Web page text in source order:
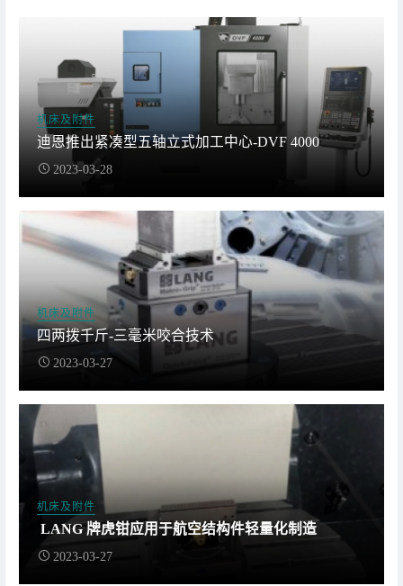
机床及附件
迪恩推出紧凑型五轴立式加工中心-DVF 4000
2023-03-28
机床及附件
四两拨千斤-三毫米咬合技术
2023-03-27
机床及附件
LANG 牌虎钳应用于航空结构件轻量化制造
2023-03-27